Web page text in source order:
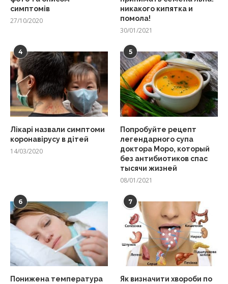
симптомів
27/10/2020
никакого кипятка и
помола!
30/01/2021
4
Лікарі назвали симптоми
коронавірусу в дітей
14/03/2020
5
Попробуйте рецепт
легендарного супа
доктора Моро, который
без антибиотиков спас
тысячи жизней
08/01/2021
6
Понижена температура
7
Як визначити хвороби по